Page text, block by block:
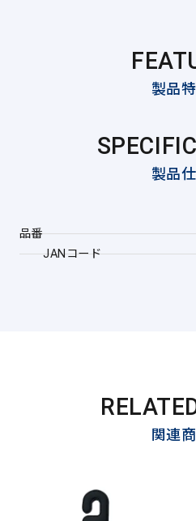
製品
製品
品番
JANコード
関連